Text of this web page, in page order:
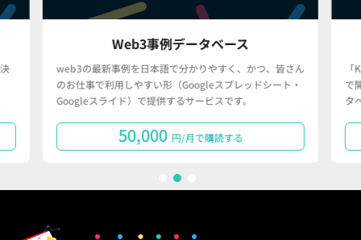
Web3事例データベース
web3の最新事例を日本語で分かりやすく、かつ、皆さん
のお仕事で利用しやすい形（Googleスプレッドシート・
Googleスライド）で提供するサービスです。
50,000 円/月で購読する
で
タ